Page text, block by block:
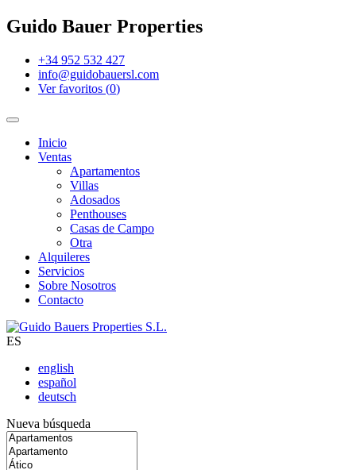
Guido Bauer Properties
+34 952 532 427
info@guidobauersl.com
Ver favoritos (0)
Inicio
Ventas
Apartamentos
Villas
Adosados
Penthouses
Casas de Campo
Otra
Alquileres
Servicios
Sobre Nosotros
Contacto
ES
english
español
deutsch
Nueva búsqueda